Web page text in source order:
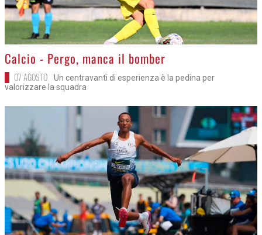
>
Calcio - Pergo, manca il bomber
07 AGOSTO
Un centravanti di esperienza è la pedina per
valorizzare la squadra